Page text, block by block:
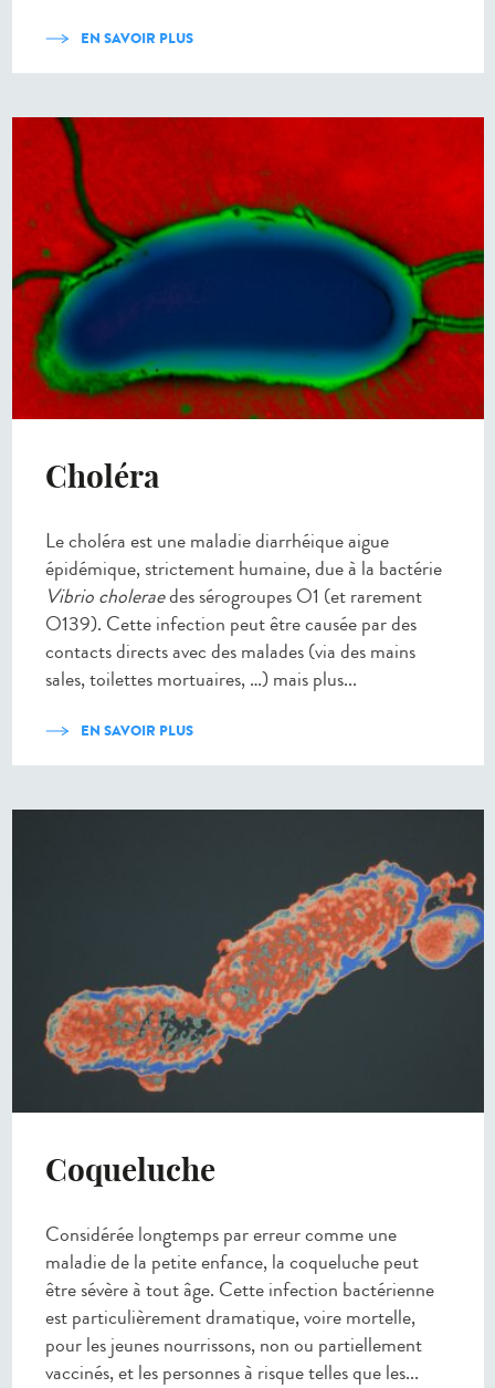
EN SAVOIR PLUS
Choléra
Le choléra est une maladie diarrhéique aigue
épidémique, strictement humaine, due à la bactérie
Vibrio choleraedes sérogroupes O1 (et rarement
O139). Cette infection peut être causée par des
contacts directs avec des malades (via des mains
sales, toilettes mortuaires, …) mais plus...
EN SAVOIR PLUS
Coqueluche
Considérée longtemps par erreur comme une
maladie de la petite enfance, la coqueluche peut
être sévère à tout âge. Cette infection bactérienne
est particulièrement dramatique, voire mortelle,
pour les jeunes nourrissons, non ou partiellement
vaccinés, et les personnes à risque telles que les...